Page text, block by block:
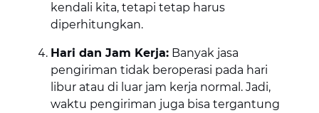
kendali kita, tetapi tetap harus
diperhitungkan.
Hari dan Jam Kerja:Banyak jasa
pengiriman tidak beroperasi pada hari
libur atau di luar jam kerja normal. Jadi,
waktu pengiriman juga bisa tergantung